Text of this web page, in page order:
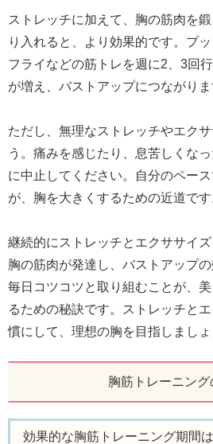
ストレッチに加えて、胸の筋肉を
り入れると、より効果的です。プ
フライなどの筋トレを週に2、3回
が増え、バストアップにつながりま
ただし、無理なストレッチやエク
う。痛みを感じたり、息苦しくな
に中止してください。自分のペー
が、胸を大きくするための近道です
継続的にストレッチとエクササイ
胸の筋肉が発達し、バストアップの
毎日コツコツと取り組むことが、
るための秘訣です。ストレッチと
慣にして、理想の胸を目指しましょ
胸筋トレーニン
効果的な胸筋トレーニング期間